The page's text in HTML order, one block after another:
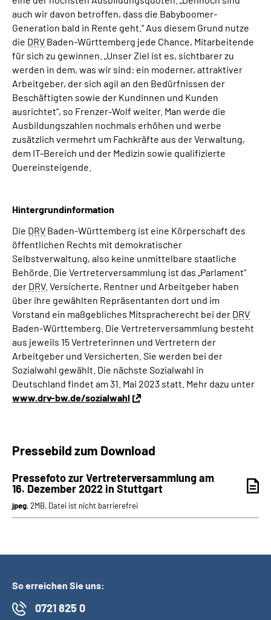
auch wir davon betroffen, dass die Babyboomer-
Generation bald in Rente geht.“ Aus diesem Grund nutze
die DRV Baden-Württemberg jede Chance, Mitarbeitende
für sich zu gewinnen. „Unser Ziel ist es, sichtbarer zu
werden in dem, was wir sind: ein moderner, attraktiver
Arbeitgeber, der sich agil an den Bedürfnissen der
Beschäftigten sowie der Kundinnen und Kunden
ausrichtet“, so Frenzer-Wolf weiter. Man werde die
Ausbildungszahlen nochmals erhöhen und werbe
zusätzlich vermehrt um Fachkräfte aus der Verwaltung,
dem IT-Bereich und der Medizin sowie qualifizierte
Quereinsteigende.
Hintergrundinformation
Die DRV Baden-Württemberg ist eine Körperschaft des
öffentlichen Rechts mit demokratischer
Selbstverwaltung, also keine unmittelbare staatliche
Behörde. Die Vertreterversammlung ist das „Parlament“
der DRV. Versicherte, Rentner und Arbeitgeber haben
über ihre gewählten Repräsentanten dort und im
Vorstand ein maßgebliches Mitspracherecht bei der DRV
Baden-Württemberg. Die Vertreterversammlung besteht
aus jeweils 15 Vertreterinnen und Vertretern der
Arbeitgeber und Versicherten. Sie werden bei der
Sozialwahl gewählt. Die nächste Sozialwahl in
Deutschland findet am 31. Mai 2023 statt. Mehr dazu unter
www.drv-bw.de/sozialwahl
Pressebild zum Download
Pressefoto zur Vertreterversammlung am
16. Dezember 2022 in Stuttgart
jpeg, 2MB, Datei ist nicht barrierefrei
So erreichen Sie uns:
0721 825 0